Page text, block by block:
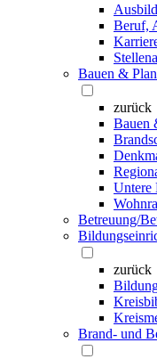
Beruf,
Bauen &
zurück
Bauen
Untere
Betreuung/
zurück
Brand- und